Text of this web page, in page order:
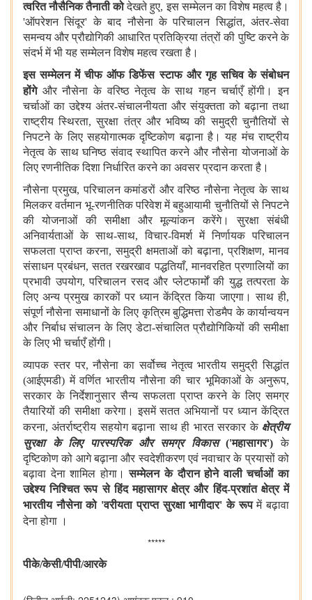
त्वरित नौसैनिक तैनाती को देखते हुए, इस सम्मेलन का विशेष महत्व है।
'ऑपरेशन सिंदूर' के बाद नौसेना के परिचालन सिद्धांत, अंतर-सेवा
समन्वय और प्रौद्योगिकी आधारित प्रतिक्रिया तंत्रों की पुष्टि करने के
संदर्भ में भी यह सम्मेलन विशेष महत्व रखता है।
इस सम्मेलन में चीफ ऑफ डिफेंस स्टाफ और गृह सचिव के संबोधन
होंगे और नौसेना के वरिष्ठ नेतृत्व के साथ गहन चर्चाएँ होंगी। इन
चर्चाओं का उद्देश्य अंतर-संचालनीयता और संयुक्तता को बढ़ाना तथा
राष्ट्रीय स्थिरता, सुरक्षा तंत्र और भविष्य की समुद्री चुनौतियों से
निपटने के लिए सहयोगात्मक दृष्टिकोण बढ़ाना है। यह मंच राष्ट्रीय
नेतृत्व के साथ घनिष्ठ संवाद स्थापित करने और नौसेना योजनाओं के
लिए रणनीतिक दिशा निर्धारित करने का अवसर प्रदान करता है।
नौसेना प्रमुख, परिचालन कमांडरों और वरिष्ठ नौसेना नेतृत्व के साथ
मिलकर वर्तमान भू-रणनीतिक परिवेश में बहुआयामी चुनौतियों से निपटने
की योजनाओं की समीक्षा और मूल्यांकन करेंगे। सुरक्षा संबंधी
अनिवार्यताओं के साथ-साथ, विचार-विमर्श में निर्णायक परिचालन
सफलता प्राप्त करना, समुद्री क्षमताओं को बढ़ाना, प्रशिक्षण, मानव
संसाधन प्रबंधन, सतत रखरखाव पद्धतियाँ, मानवरहित प्रणालियों का
प्रभावी उपयोग, परिचालन रसद और प्लेटफार्मों की युद्ध तत्परता के
लिए अन्य प्रमुख कारकों पर ध्यान केंद्रित किया जाएगा। साथ ही,
संपूर्ण नौसेना समाधानों के लिए कृत्रिम बुद्धिमत्ता रोडमैप के कार्यान्वयन
और निर्बाध संचालन के लिए डेटा-संचालित प्रौद्योगिकियों की समीक्षा
के लिए भी चर्चाएँ होंगी।
व्यापक स्तर पर, नौसेना का सर्वोच्च नेतृत्व भारतीय समुद्री सिद्धांत
(आईएमडी) में वर्णित भारतीय नौसेना की चार भूमिकाओं के अनुरूप,
सरकार के निर्देशानुसार सैन्य सफलता प्राप्त करने के लिए समग्र
तैयारियों की समीक्षा करेगा। इसमें सतत अभियानों पर ध्यान केंद्रित
करना, अंतर्राष्ट्रीय सहयोग बढ़ाना साथ ही भारत सरकार के क्षेत्रीय
सुरक्षा के लिए पारस्परिक और समग्र विकास('महासागर')
के
दृष्टिकोण को आगे बढ़ाना और स्वदेशीकरण एवं नवाचार के प्रयासों को
बढ़ावा देना शामिल होगा। सम्मेलन के दौरान होने वाली चर्चाओं का
उद्देश्य निश्चित रूप से हिंद महासागर क्षेत्र और हिंद-प्रशांत क्षेत्र में
भारतीय नौसेना को 'वरीयता प्राप्त सुरक्षा भागीदार'के रूप में बढ़ावा
देना होगा ।
*****
पीके/केसी/पीपी/आरके